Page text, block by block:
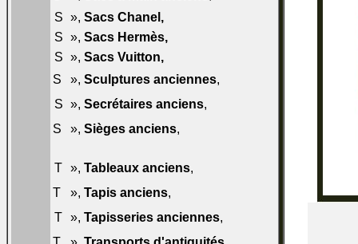
S », Sacs Chanel ,
S », Sacs Hermès,
S », Sacs Vuitton,
S », Sculptures anciennes,
S », Secrétaires anciens,
S », Sièges anciens,
T », Tableaux anciens,
T », Tapis anciens,
T », Tapisseries anciennes,